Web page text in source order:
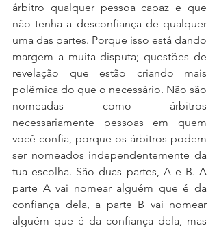
árbitro qualquer pessoa capaz e que
não tenha a desconfiança de qualquer
uma das partes. Porque isso está dando
margem a muita disputa; questões de
revelação que estão criando mais
polêmica do que o necessário. Não são
nomeadas como árbitros
necessariamente pessoas em quem
você confia, porque os árbitros podem
ser nomeados independentemente da
tua escolha. São duas partes, A e B. A
parte A vai nomear alguém que é da
confiança dela, a parte B vai nomear
alguém que é da confiança dela, mas